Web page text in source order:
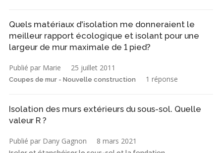
Quels matériaux d'isolation me donneraient le
meilleur rapport écologique et isolant pour une
largeur de mur maximale de 1 pied?
Publié par Marie 25 juillet 2011
Coupes de mur - Nouvelle construction 1 réponse
Isolation des murs extérieurs du sous-sol. Quelle
valeur R ?
Publié par Dany Gagnon 8 mars 2021